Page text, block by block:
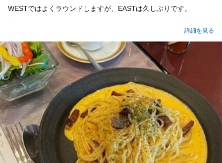
WESTではよくラウンドしますが、EASTは久しぶりです。
詳細を見る